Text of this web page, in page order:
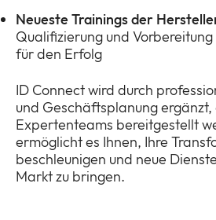
Neueste Trainings der
Qualifizierung und
für den Erfolg
ID Connect wird durch
und Geschäftsplanung ergänzt,
Expertenteams bereitgestellt
ermöglicht es Ihnen, Ihre
beschleunigen und neue
Markt zu bringen.